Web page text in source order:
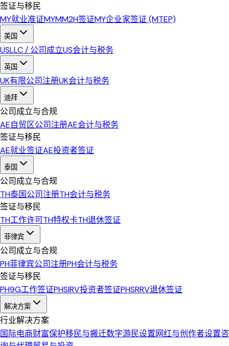
签证与移民
MY就业准证MYMM2H签证MY企业家签证 (MTEP)
美国
USLLC / 公司成立US会计与税务
英国
UK有限公司注册UK会计与税务
迪拜
公司成立与合规
AE自贸区公司注册AE会计与税务
签证与移民
AE就业签证AE投资者签证
泰国
公司成立与合规
TH泰国公司注册TH会计与税务
签证与移民
TH工作许可TH特权卡TH退休签证
菲律宾
公司成立与合规
PH菲律宾公司注册PH会计与税务
签证与移民
PH9G工作签证PHSIRV投资者签证PHSRRV退休签证
解决方案
行业解决方案
国际电商财富保护移民与搬迁数字游民设置网红与创作者设置咨